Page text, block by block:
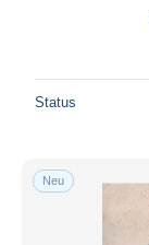
Status
Neu